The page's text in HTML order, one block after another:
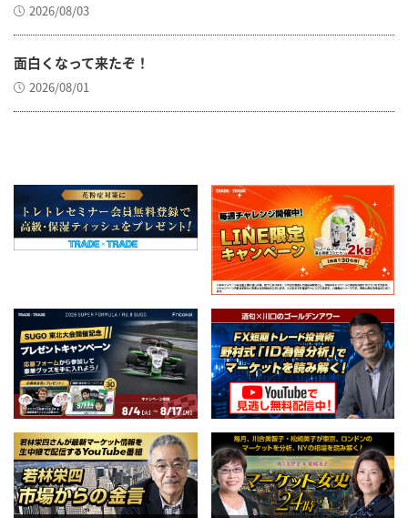
2026/08/03
面白くなって来たぞ！
2026/08/01